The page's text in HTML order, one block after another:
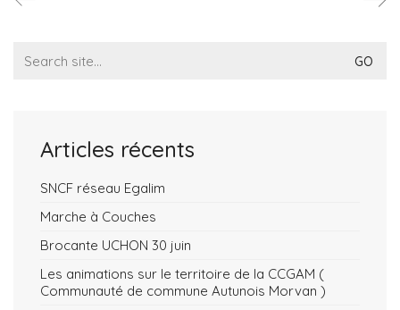
for:
Articles récents
SNCF réseau Egalim
Marche à Couches
Brocante UCHON 30 juin
Les animations sur le territoire de la CCGAM (
Communauté de commune Autunois Morvan )